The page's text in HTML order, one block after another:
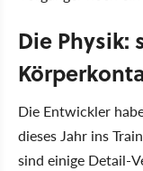
Die Physik:
Die Entwickler
dieses Jahr ins
sind einige Detail-